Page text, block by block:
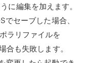
編集を加えます。
セーブした場合、
ラリファイルを
も失敗します。